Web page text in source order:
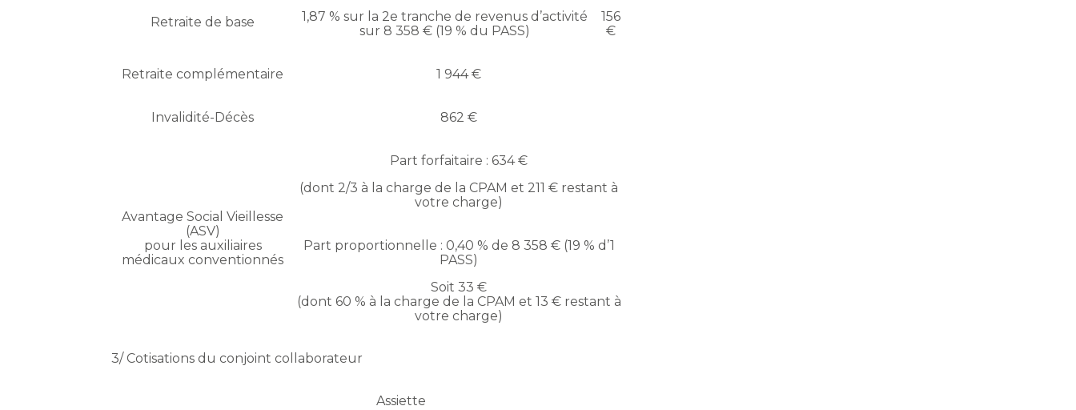
Retraite de base
1,87 % sur la 2e tranche de revenus d’activité
sur 8 358 € (19 % du PASS)
156
€
Retraite complémentaire 1 944 €
Invalidité-Décès 862 €
Avantage Social Vieillesse
(ASV)
pour les auxiliaires
médicaux conventionnés
Part forfaitaire : 634 €
(dont 2/3 à la charge de la CPAM et 211 € restant à
votre charge)
Part proportionnelle : 0,40 % de 8 358 € (19 % d’1
PASS)
Soit 33 €
(dont 60 % à la charge de la CPAM et 13 € restant à
votre charge)
3/ Cotisations du conjoint collaborateur
Assiette